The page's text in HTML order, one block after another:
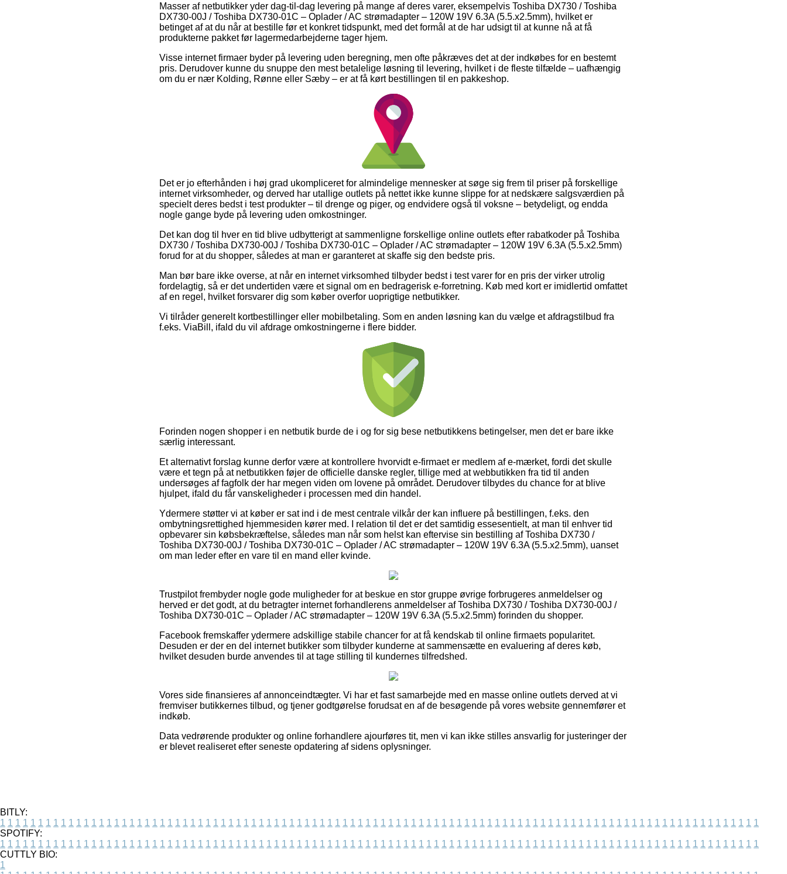
Masser af netbutikker yder dag-til-dag levering på mange af deres varer, eksempelvis Toshiba DX730 / Toshiba
DX730-00J / Toshiba DX730-01C – Oplader / AC strømadapter – 120W 19V 6.3A (5.5.x2.5mm), hvilket er
betinget af at du når at bestille før et konkret tidspunkt, med det formål at de har udsigt til at kunne nå at få
produkterne pakket før lagermedarbejderne tager hjem.
Visse internet firmaer byder på levering uden beregning, men ofte påkræves det at der indkøbes for en bestemt
pris. Derudover kunne du snuppe den mest betalelige løsning til levering, hvilket i de fleste tilfælde – uafhængig
om du er nær Kolding, Rønne eller Sæby – er at få kørt bestillingen til en pakkeshop.
Det er jo efterhånden i høj grad ukompliceret for almindelige mennesker at søge sig frem til priser på forskellige
internet virksomheder, og derved har utallige outlets på nettet ikke kunne slippe for at nedskære salgsværdien på
specielt deres bedst i test produkter – til drenge og piger, og endvidere også til voksne – betydeligt, og endda
nogle gange byde på levering uden omkostninger.
Det kan dog til hver en tid blive udbytterigt at sammenligne forskellige online outlets efter rabatkoder på Toshiba
DX730 / Toshiba DX730-00J / Toshiba DX730-01C – Oplader / AC strømadapter – 120W 19V 6.3A (5.5.x2.5mm)
forud for at du shopper, således at man er garanteret at skaffe sig den bedste pris.
Man bør bare ikke overse, at når en internet virksomhed tilbyder bedst i test varer for en pris der virker utrolig
fordelagtig, så er det undertiden være et signal om en bedragerisk e-forretning. Køb med kort er imidlertid omfattet
af en regel, hvilket forsvarer dig som køber overfor uoprigtige netbutikker.
Vi tilråder generelt kortbestillinger eller mobilbetaling. Som en anden løsning kan du vælge et afdragstilbud fra
f.eks. ViaBill, ifald du vil afdrage omkostningerne i flere bidder.
Forinden nogen shopper i en netbutik burde de i og for sig bese netbutikkens betingelser, men det er bare ikke
særlig interessant.
Et alternativt forslag kunne derfor være at kontrollere hvorvidt e-firmaet er medlem af e-mærket, fordi det skulle
være et tegn på at netbutikken føjer de officielle danske regler, tillige med at webbutikken fra tid til anden
undersøges af fagfolk der har megen viden om lovene på området. Derudover tilbydes du chance for at blive
hjulpet, ifald du får vanskeligheder i processen med din handel.
Ydermere støtter vi at køber er sat ind i de mest centrale vilkår der kan influere på bestillingen, f.eks. den
ombytningsrettighed hjemmesiden kører med. I relation til det er det samtidig essesentielt, at man til enhver tid
opbevarer sin købsbekræftelse, således man når som helst kan eftervise sin bestilling af Toshiba DX730 /
Toshiba DX730-00J / Toshiba DX730-01C – Oplader / AC strømadapter – 120W 19V 6.3A (5.5.x2.5mm), uanset
om man leder efter en vare til en mand eller kvinde.
Trustpilot frembyder nogle gode muligheder for at beskue en stor gruppe øvrige forbrugeres anmeldelser og
herved er det godt, at du betragter internet forhandlerens anmeldelser af Toshiba DX730 / Toshiba DX730-00J /
Toshiba DX730-01C – Oplader / AC strømadapter – 120W 19V 6.3A (5.5.x2.5mm) forinden du shopper.
Facebook fremskaffer ydermere adskillige stabile chancer for at få kendskab til online firmaets popularitet.
Desuden er der en del internet butikker som tilbyder kunderne at sammensætte en evaluering af deres køb,
hvilket desuden burde anvendes til at tage stilling til kundernes tilfredshed.
Vores side finansieres af annonceindtægter. Vi har et fast samarbejde med en masse online outlets derved at vi
fremviser butikkernes tilbud, og tjener godtgørelse forudsat en af de besøgende på vores website gennemfører et
indkøb.
Data vedrørende produkter og online forhandlere ajourføres tit, men vi kan ikke stilles ansvarlig for justeringer der
er blevet realiseret efter seneste opdatering af sidens oplysninger.
BITLY:
1 1 1 1 1 1 1 1 1 1 1 1 1 1 1 1 1 1 1 1 1 1 1 1 1 1 1 1 1 1 1 1 1 1 1 1 1 1 1 1 1 1 1 1 1 1 1 1 1 1 1 1 1 1 1 1 1 1 1 1 1 1 1 1 1 1 1 1 1 1 1 1 1 1 1 1 1 1 1 1 1 1 1 1 1 1 1 1 1 1 1 1 1 1 1 1 1 1 1 1
SPOTIFY:
1 1 1 1 1 1 1 1 1 1 1 1 1 1 1 1 1 1 1 1 1 1 1 1 1 1 1 1 1 1 1 1 1 1 1 1 1 1 1 1 1 1 1 1 1 1 1 1 1 1 1 1 1 1 1 1 1 1 1 1 1 1 1 1 1 1 1 1 1 1 1 1 1 1 1 1 1 1 1 1 1 1 1 1 1 1 1 1 1 1 1 1 1 1 1 1 1 1 1 1
CUTTLY BIO:
1